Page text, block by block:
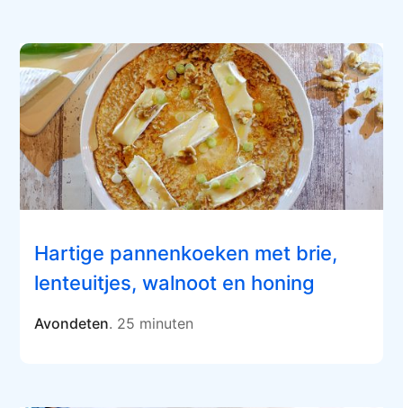
Hartige pannenkoeken met brie,
lenteuitjes, walnoot en honing
Avondeten. 25 minuten